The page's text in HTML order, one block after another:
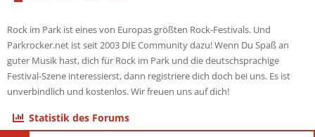
Rock im Park ist eines von Europas größten Rock-Festivals. Und
Parkrocker.net ist seit 2003 DIE Community dazu! Wenn Du Spaß an
guter Musik hast, dich für Rock im Park und die deutschsprachige
Festival-Szene interessierst, dann registriere dich doch bei uns. Es ist
unverbindlich und kostenlos. Wir freuen uns auf dich!
Statistik des Forums